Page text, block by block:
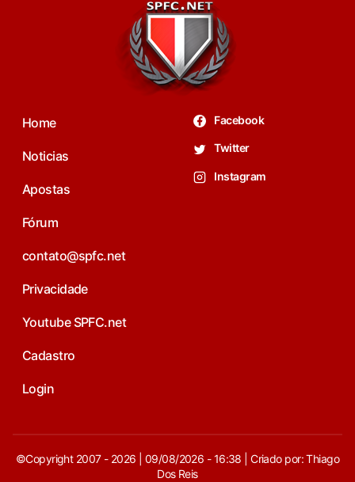
Home
Noticias
Apostas
Fórum
contato@spfc.net
Privacidade
Youtube SPFC.net
Cadastro
Login
Facebook
Twitter
Instagram
©Copyright 2007 - 2026 | 09/08/2026 - 16:38 | Criado por: Thiago
Dos Reis